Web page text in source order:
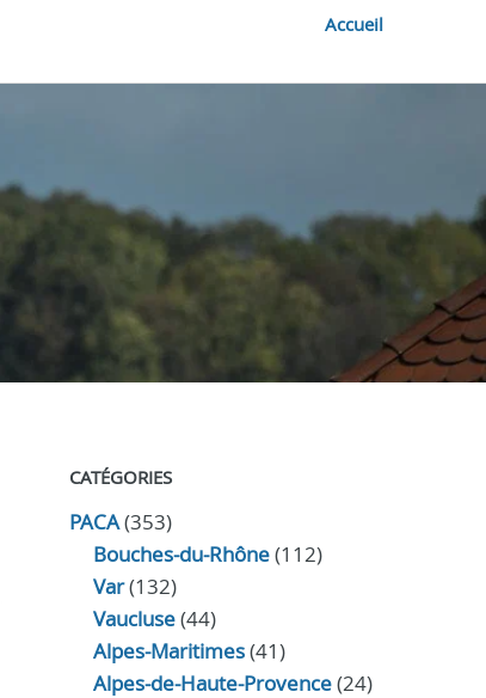
Accueil
CATÉGORIES
PACA(353)
Bouches-du-Rhône(112)
Var(132)
Vaucluse(44)
Alpes-Maritimes(41)
Alpes-de-Haute-Provence(24)